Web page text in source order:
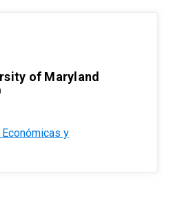
of Maryland
y